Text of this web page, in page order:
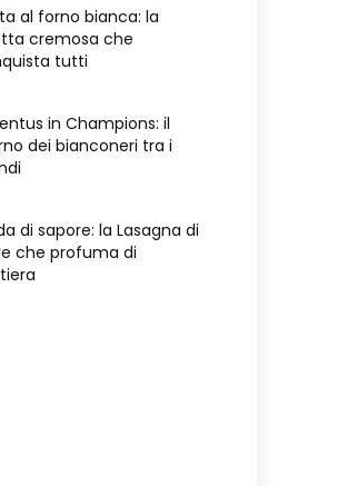
al forno bianca: la
cremosa che
tutti
in Champions: il
dei bianconeri tra i
di sapore: la Lasagna di
che profuma di